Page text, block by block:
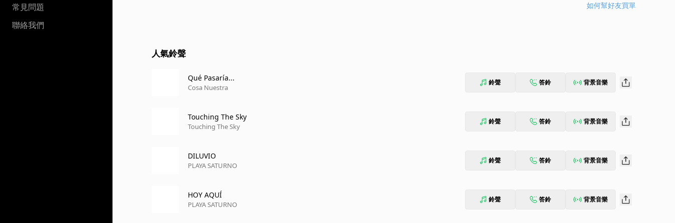
常見問題
聯絡我們
如何幫好友買單
人氣鈴聲
Qué Pasaría...
Cosa Nuestra
鈴聲 答鈴 背景音樂
Touching The Sky
Touching The Sky
鈴聲 答鈴 背景音樂
DILUVIO
PLAYA SATURNO
鈴聲 答鈴 背景音樂
HOY AQUÍ
PLAYA SATURNO
鈴聲 答鈴 背景音樂